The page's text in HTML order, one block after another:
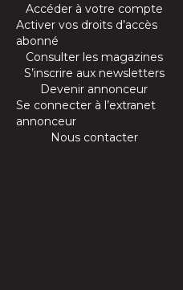
Accéder à votre compte
Activer vos droits d’accès
abonné
Consulter les magazines
S’inscrire aux newsletters
Devenir annonceur
Se connecter à l’extranet
annonceur
Nous contacter